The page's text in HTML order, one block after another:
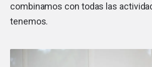
combinamos con todas las
tenemos.